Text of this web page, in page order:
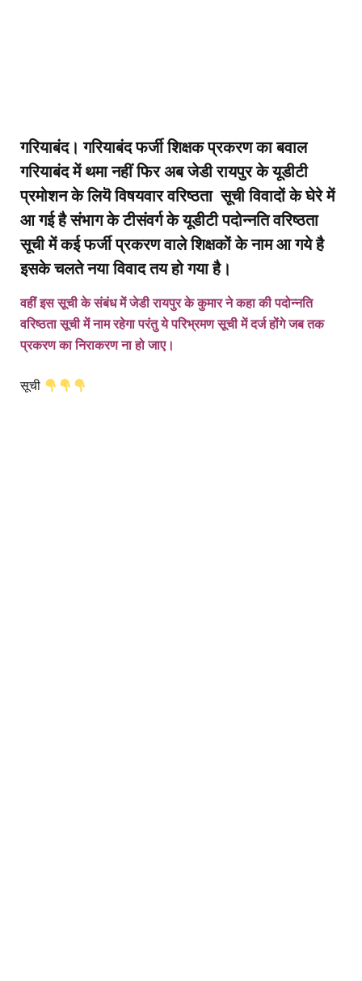
गरियाबंद। गरियाबंद फर्जी शिक्षक प्रकरण का बवाल
गरियाबंद में थमा नहीं फिर अब जेडी रायपुर के यूडीटी
प्रमोशन के लियॆ विषयवार वरिष्ठता सूची विवादों के घेरे में
आ गई है संभाग के टीसंवर्ग के यूडीटी पदोन्नति वरिष्ठता
सूची में कई फर्जी प्रकरण वाले शिक्षकों के नाम आ गये है
इसके चलते नया विवाद तय हो गया है।
वहीं इस सूची के संबंध में जेडी रायपुर के कुमार ने कहा की पदोन्नति
वरिष्ठता सूची में नाम रहेगा परंतु ये परिभ्रमण सूची में दर्ज होंगे जब तक
प्रकरण का निराकरण ना हो जाए।
सूची